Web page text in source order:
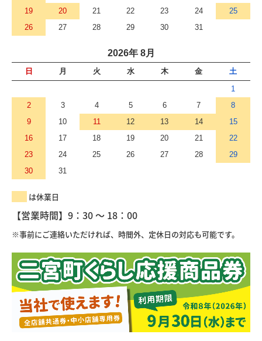
19
20 21 22 23 24
25
26
27 28 29 30 31
2026年 8月
日 月 火 水 木 金
土
1
2
3 4 5 6 7
8
9
10 11 12 13 14
15
16
17 18 19 20 21
22
23
24 25 26 27 28
29
30
31
は休業日
【営業時間】9：30 ～ 18：00
※事前にご連絡いただければ、時間外、定休日の対応も可能です。